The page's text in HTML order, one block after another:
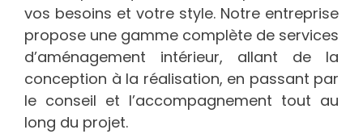
vos besoins et votre style. Notre entreprise
propose une gamme complète de services
d’aménagement intérieur, allant de la
conception à la réalisation, en passant par
le conseil et l’accompagnement tout au
long du projet.